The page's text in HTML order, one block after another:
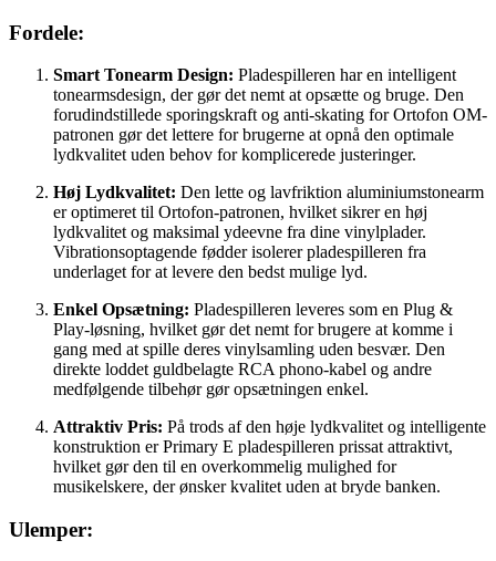
Fordele:
Smart Tonearm Design: Pladespilleren har en intelligent
tonearmsdesign, der gør det nemt at opsætte og bruge. Den
forudindstillede sporingskraft og anti-skating for Ortofon OM-
patronen gør det lettere for brugerne at opnå den optimale
lydkvalitet uden behov for komplicerede justeringer.
Høj Lydkvalitet: Den lette og lavfriktion aluminiumstonearm
er optimeret til Ortofon-patronen, hvilket sikrer en høj
lydkvalitet og maksimal ydeevne fra dine vinylplader.
Vibrationsoptagende fødder isolerer pladespilleren fra
underlaget for at levere den bedst mulige lyd.
Enkel Opsætning: Pladespilleren leveres som en Plug &
Play-løsning, hvilket gør det nemt for brugere at komme i
gang med at spille deres vinylsamling uden besvær. Den
direkte loddet guldbelagte RCA phono-kabel og andre
medfølgende tilbehør gør opsætningen enkel.
Attraktiv Pris: På trods af den høje lydkvalitet og intelligente
konstruktion er Primary E pladespilleren prissat attraktivt,
hvilket gør den til en overkommelig mulighed for
musikelskere, der ønsker kvalitet uden at bryde banken.
Ulemper: